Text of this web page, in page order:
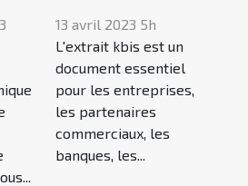
13 avril 2023 5h
L'extrait kbis est un
document essentiel
pour les entreprises,
les partenaires
commerciaux, les
banques, les...